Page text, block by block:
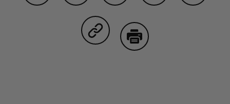
Share on Copy Link